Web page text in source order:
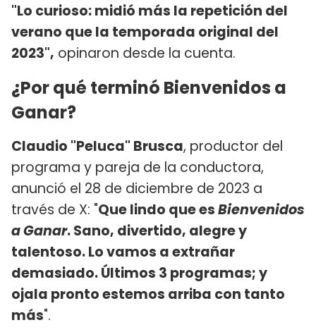
"Lo curioso: midió más la repetición del
verano que la temporada original del
2023", opinaron desde la cuenta.
¿Por qué terminó Bienvenidos a
Ganar?
Claudio "Peluca" Brusca, productor del
programa y pareja de la conductora,
anunció el 28 de diciembre de 2023 a
través de X: "Que lindo que esBienvenidos
a Ganar. Sano, divertido, alegre y
talentoso. Lo vamos a extrañar
demasiado. Últimos 3 programas; y
ojala pronto estemos arriba con tanto
más".